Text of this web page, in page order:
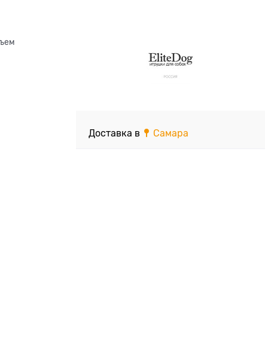
Доставка в Самара